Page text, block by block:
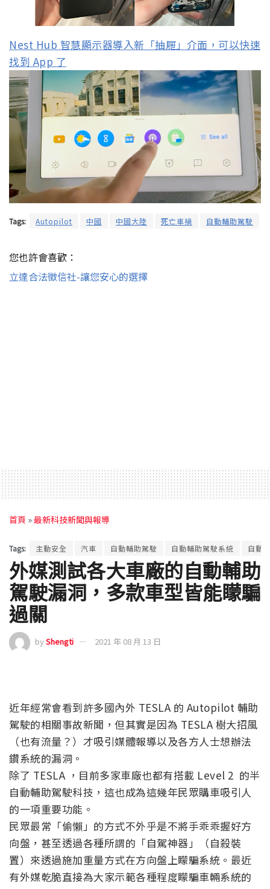
Nest Hub 智慧顯示器導入新「抽屜」介面，可以快速
找到 App 了
Tags: Autopilot 中國 中國大陸 死亡車禍 自動輔助駕駛
您也許會喜歡：
立達合法徵信社-讓您安心的選擇
首頁 »最新科技新聞與報導
Tags: 主動安全 汽車 自動輔助駕駛 自動輔助駕駛系統 自動
外媒測試各大車廠的自動輔助
駕駛漏洞，多款車型皆能矇騙
過關
byShengti 2021 年 08 月 13 日
近年經常會看到許多國內外 TESLA 的 Autopilot 輔助
駕駛的相關事故新聞，但其實是因為 TESLA 樹大招風
（也有流量？）才吸引媒體報導以及各方人士想辦法
鑽系統的漏洞。
除了 TESLA ，目前多家車廠也都有搭載 Level 2 的半
自動輔助駕駛科技，這也成為這幾年民眾購車吸引人
的一項重要功能。
民眾最常「偷懶」的方式不外乎是不將手乖乖握好方
向盤，甚至透過各種所謂的「自駕神器」（自殺裝
置）來透過施加重量方式在方向盤上矇騙系統。最近
有外媒乾脆直接為大家示範各種程度矇騙車輛系統的